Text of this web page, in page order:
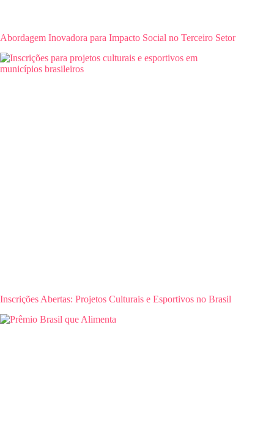
Abordagem Inovadora para Impacto Social no Terceiro Setor
Inscrições Abertas: Projetos Culturais e Esportivos no Brasil